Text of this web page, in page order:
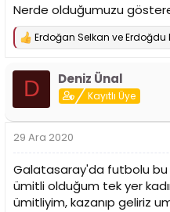
Nerde olduğumuzu
T
:
Erdoğan Selkan veErdoğdu
D Deniz Ünal
Kayıtlı Üye
29 Ara 2020
Galatasaray'da futbolu bu
ümitli olduğum tek yer
ümitliyim, kazanıp geliriz